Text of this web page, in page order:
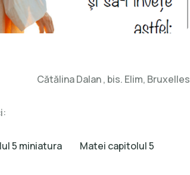
Cătălina Dalan , bis. Elim, Bruxelles
5 miniatura Matei capitolul 5